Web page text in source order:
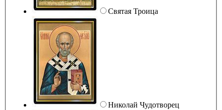
Святая Троица
Николай Чудотворец